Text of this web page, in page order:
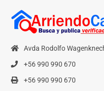
Avda Rodolfo
+56 990 990 670
+56 990 990 670